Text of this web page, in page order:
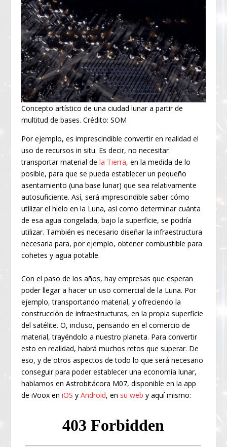
Concepto artístico de una ciudad lunar a partir de
multitud de bases. Crédito: SOM
Por ejemplo, es imprescindible convertir en realidad el
uso de recursos in situ. Es decir, no necesitar
transportar material dela Tierra, en la medida de lo
posible, para que se pueda establecer un pequeño
asentamiento (una base lunar) que sea relativamente
autosuficiente. Así, será imprescindible saber cómo
utilizar el hielo en la Luna, así como determinar cuánta
de esa agua congelada, bajo la superficie, se podría
utilizar. También es necesario diseñar la infraestructura
necesaria para, por ejemplo, obtener combustible para
cohetes y agua potable.
Con el paso de los años, hay empresas que esperan
poder llegar a hacer un uso comercial de la Luna. Por
ejemplo, transportando material, y ofreciendo la
construcción de infraestructuras, en la propia superficie
del satélite. O, incluso, pensando en el comercio de
material, trayéndolo a nuestro planeta. Para convertir
esto en realidad, habrá muchos retos que superar. De
eso, y de otros aspectos de todo lo que será necesario
conseguir para poder establecer una economía lunar,
hablamos en Astrobitácora M07, disponible en la app
de iVoox eniOS yAndroid, en su web y aquí mismo: